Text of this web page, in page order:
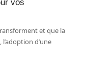
vos
et que la
d’une